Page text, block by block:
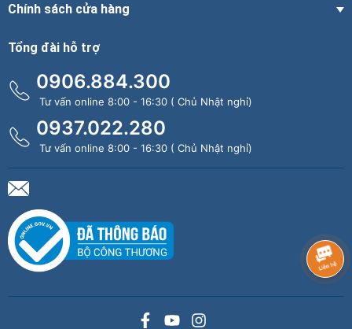
Chính sách cửa hàng
Tổng đài hỗ trợ
0906.884.300
Tư vấn online 8:00 - 16:30 ( Chủ Nhật nghỉ)
0937.022.280
Tư vấn online 8:00 - 16:30 ( Chủ Nhật nghỉ)